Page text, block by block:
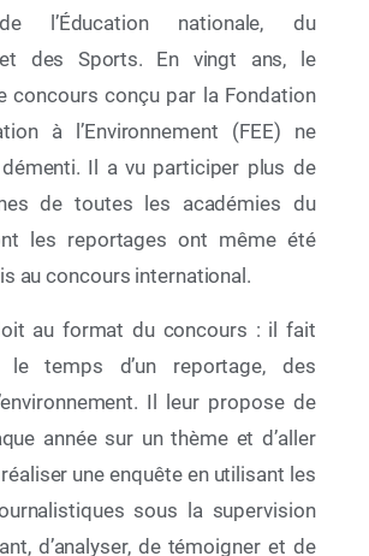
08 Juil 2026
et Horizons » La Fondation
réunit les acteurs de l’Éducation
Durable pour dresser le bilan
tracer les perspectives 2026-2027
l’Éducation nationale, du
des Sports. En vingt ans, le
concours conçu par la Fondation
à l’Environnement (FEE) ne
démenti. Il a vu participer plus de
de toutes les académies du
les reportages ont même été
au concours international.
au format du concours : il fait
le temps d’un reportage, des
Il leur propose de
année sur un thème et d’aller
une enquête en utilisant les
sous la supervision
d’analyser, de témoigner et de